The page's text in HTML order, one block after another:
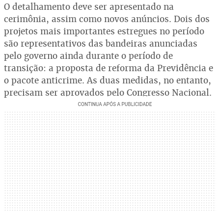
O detalhamento deve ser apresentado na
cerimônia, assim como novos anúncios. Dois dos
projetos mais importantes estregues no período
são representativos das bandeiras anunciadas
pelo governo ainda durante o período de
transição: a proposta de reforma da Previdência e
o pacote anticrime. As duas medidas, no entanto,
precisam ser aprovados pelo Congresso Nacional.